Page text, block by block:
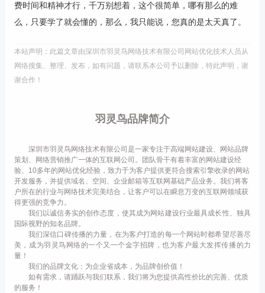
费时间和精神才行，千万别想着，这个很简单，哪有那么的难
么，只要学了就会懂的，那么，我只能说，您真的是太天真了。
本站声明：此篇文章由深圳市羽灵鸟网络技术有限公司网站优化技术人员从
网络搜集、整理、发布，如有问题，请联系本公司予以删除，特此声明，谢
谢合作！
羽灵鸟品牌简介
深圳市羽灵鸟网络技术有限公司是一家专注于高端网站建设、网站品牌
策划、网络营销推广一体的互联网公司。团队骨干有着丰富的网站建设经
验、10多年的网站优化经验，致力于为客户提供更符合搜索引擎收录的网站
开发服务，并提供域名、空间、企业邮箱等互联网基础产品业务。我们将客
户所在的行业与网络技术完美结合，让客户可以在瞬息万变的互联网领域获
得更强的竞争力。
我们以诚信务实的创作态度，使其成为网站建设行业最具成长性、独具
国际视野的知名品牌。
我们深信口碑传播的力量，在为客户打造的每一个网站时都希望尽善尽
美，成为羽灵鸟网络的一个又一个金字招牌，也为客户最大发挥传播的力
量！
我们的品牌文化：为企业省成本，为品牌创价值！
如有需求，请踊跃与我们联系，我们将为您提供高性价比的完善、优质
的服务！